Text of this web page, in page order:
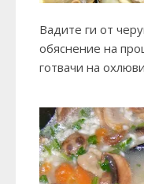
Вадите ги от
обяснение на
готвачи на